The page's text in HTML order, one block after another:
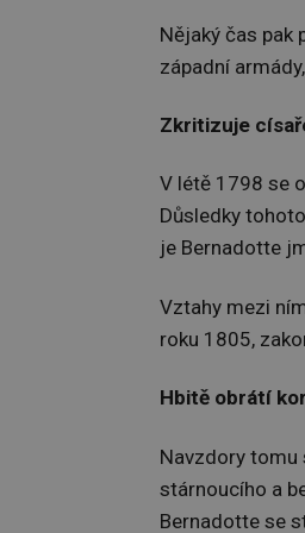
Nějaký čas pak
západní
Zkritizuje
V létě 1798 se
Důsledky
je Bernadotte
Vztahy mezi
roku 1805,
Hbitě obrátí
Navzdory tomu
stárnoucího a
Bernadotte se